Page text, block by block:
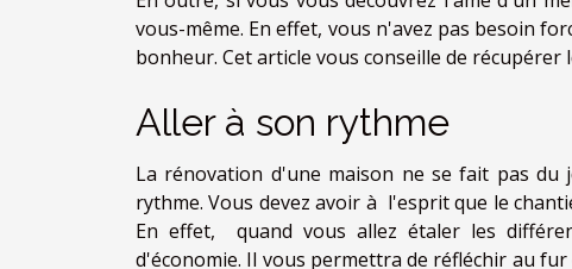
vous-même. En effet, vous n'avez pas besoin
bonheur. Cet article vous conseille de
Aller à son rythme
La rénovation d'une maison ne se fait pas du
rythme. Vous devez avoir à l'esprit que le
En effet, quand vous allez étaler les
d'économie. Il vous permettra de réfléchir au